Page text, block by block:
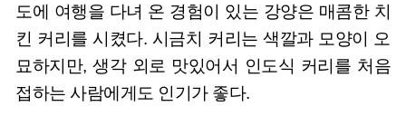
도에 여행을 다녀 온 경험이 있는 강양은 매콤한 치
킨 커리를 시켰다. 시금치 커리는 색깔과 모양이 오
묘하지만, 생각 외로 맛있어서 인도식 커리를 처음
접하는 사람에게도 인기가 좋다.